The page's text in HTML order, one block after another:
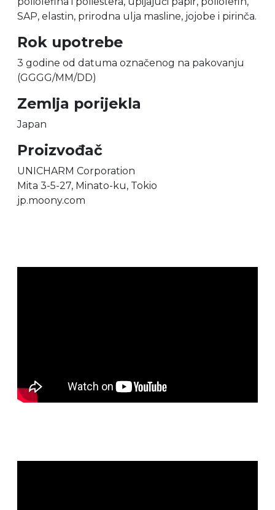
SAP, elastin, prirodna ulja masline, jojobe i pirinča.
Rok upotrebe
3 godine od datuma označenog na pakovanju
(GGGG/MM/DD)
Zemlja porijekla
Japan
Proizvođač
UNICHARM Corporation
Mita 3-5-27, Minato-ku, Tokio
jp.moony.com